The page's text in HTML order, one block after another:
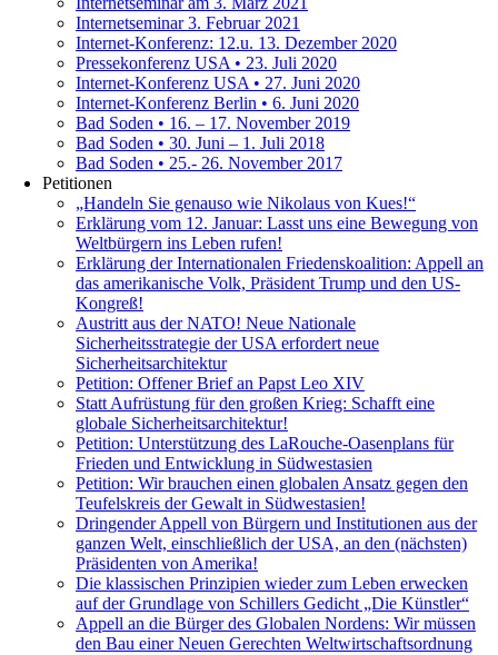
Internetseminar 3. Februar 2021
Internet-Konferenz: 12.u. 13. Dezember 2020
Pressekonferenz USA • 23. Juli 2020
Internet-Konferenz USA • 27. Juni 2020
Internet-Konferenz Berlin • 6. Juni 2020
Bad Soden • 16. – 17. November 2019
Bad Soden • 30. Juni – 1. Juli 2018
Bad Soden • 25.- 26. November 2017
Petitionen
„Handeln Sie genauso wie Nikolaus von Kues!“
Erklärung vom 12. Januar: Lasst uns eine Bewegung von
Weltbürgern ins Leben rufen!
Erklärung der Internationalen Friedenskoalition: Appell an
das amerikanische Volk, Präsident Trump und den US-
Kongreß!
Austritt aus der NATO! Neue Nationale
Sicherheitsstrategie der USA erfordert neue
Sicherheitsarchitektur
Petition: Offener Brief an Papst Leo XIV
Statt Aufrüstung für den großen Krieg: Schafft eine
globale Sicherheitsarchitektur!
Petition: Unterstützung des LaRouche-Oasenplans für
Frieden und Entwicklung in Südwestasien
Petition: Wir brauchen einen globalen Ansatz gegen den
Teufelskreis der Gewalt in Südwestasien!
Dringender Appell von Bürgern und Institutionen aus der
ganzen Welt, einschließlich der USA, an den (nächsten)
Präsidenten von Amerika!
Die klassischen Prinzipien wieder zum Leben erwecken
auf der Grundlage von Schillers Gedicht „Die Künstler“
Appell an die Bürger des Globalen Nordens: Wir müssen
den Bau einer Neuen Gerechten Weltwirtschaftsordnung